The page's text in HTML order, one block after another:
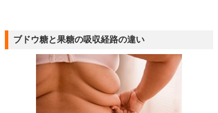
ブドウ糖と果糖の吸収経路の違い